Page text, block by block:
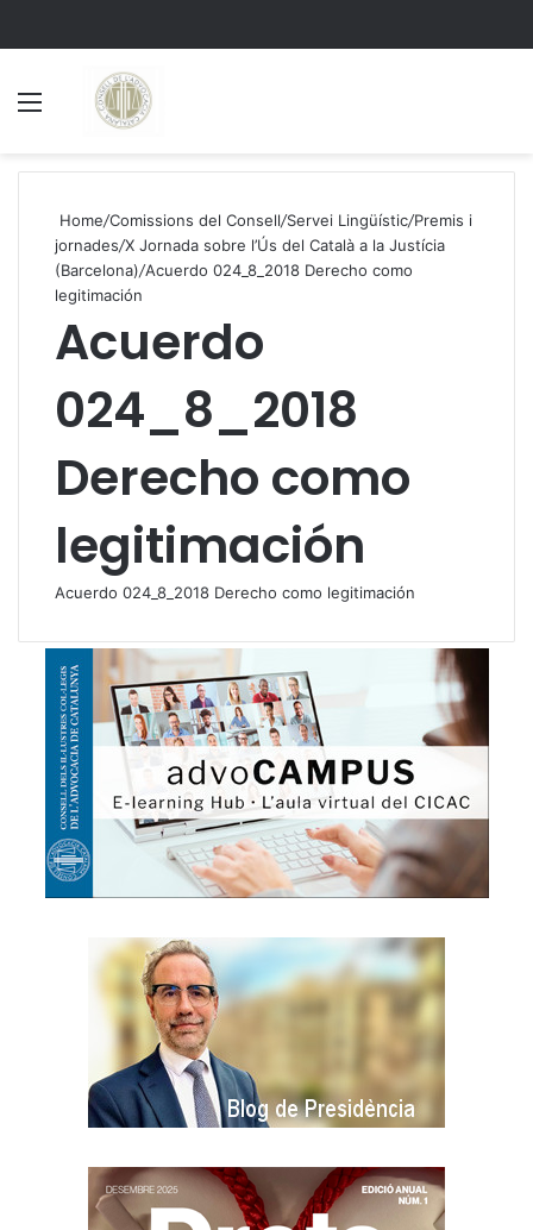
Home/Comissions del Consell/Servei Lingüístic/Premis i
jornades/X Jornada sobre l’Ús del Català a la Justícia
(Barcelona)/Acuerdo 024_8_2018 Derecho como
legitimación
Acuerdo
024_8_2018
Derecho como
legitimación
Acuerdo 024_8_2018 Derecho como legitimación